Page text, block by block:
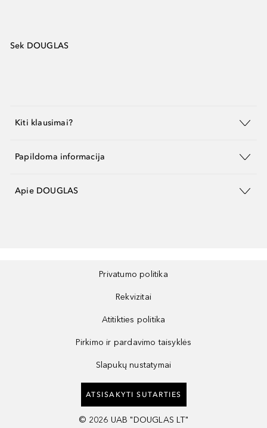
Sek DOUGLAS
Kiti klausimai?
Papildoma informacija
Apie DOUGLAS
Privatumo politika
Rekvizitai
Atitikties politika
Pirkimo ir pardavimo taisyklės
Slapukų nustatymai
ATSISAKYTI SUTARTIES
© 2026 UAB "DOUGLAS LT"